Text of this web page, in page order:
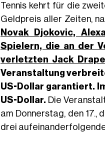
Tennis kehrt für die
Geldpreis aller Zeiten,
Novak Djokovic,
Spielern, die an der
verletzten Jack
Veranstaltung
US-Dollar garantiert.
US-Dollar. Die
am Donnerstag, den 17.,
drei